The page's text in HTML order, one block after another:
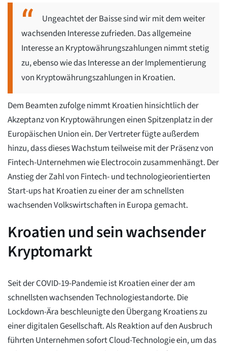
Ungeachtet der Baisse sind wir mit dem weiter
wachsenden Interesse zufrieden. Das allgemeine
Interesse an Kryptowährungszahlungen nimmt stetig
zu, ebenso wie das Interesse an der Implementierung
von Kryptowährungszahlungen in Kroatien.
Dem Beamten zufolge nimmt Kroatien hinsichtlich der
Akzeptanz von Kryptowährungen einen Spitzenplatz in der
Europäischen Union ein. Der Vertreter fügte außerdem
hinzu, dass dieses Wachstum teilweise mit der Präsenz von
Fintech-Unternehmen wie Electrocoin zusammenhängt. Der
Anstieg der Zahl von Fintech- und technologieorientierten
Start-ups hat Kroatien zu einer der am schnellsten
wachsenden Volkswirtschaften in Europa gemacht.
Kroatien und sein wachsender
Kryptomarkt
Seit der COVID-19-Pandemie ist Kroatien einer der am
schnellsten wachsenden Technologiestandorte. Die
Lockdown-Ära beschleunigte den Übergang Kroatiens zu
einer digitalen Gesellschaft. Als Reaktion auf den Ausbruch
führten Unternehmen sofort Cloud-Technologie ein, um das